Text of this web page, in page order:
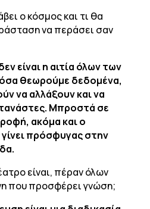
ο κόσμος και τι θα
να περάσει σαν
είναι η αιτία όλων των
όσα θεωρούμε δεδομένα,
να αλλάξουν και να
Μπροστά σε
ακόμα και ο
πρόσφυγας στην
είναι, πέραν όλων
που προσφέρει γνώση;